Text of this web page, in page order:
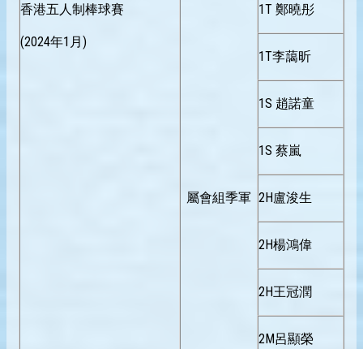
香港五人制棒球賽
(2024年1月)
屬會組季軍
1T 鄭曉彤
1T李藹昕
1S 趙諾童
1S 蔡嵐
2H盧浚生
2H楊鴻偉
2H王冠潤
2M呂顯榮